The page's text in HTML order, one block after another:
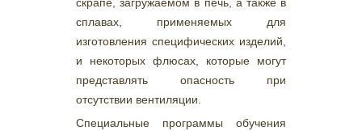
сплавах, применяемых для
изготовления специфических изделий,
и некоторых флюсах, которые могут
представлять опасность при
отсутствии вентиляции.
Специальные программы обучения